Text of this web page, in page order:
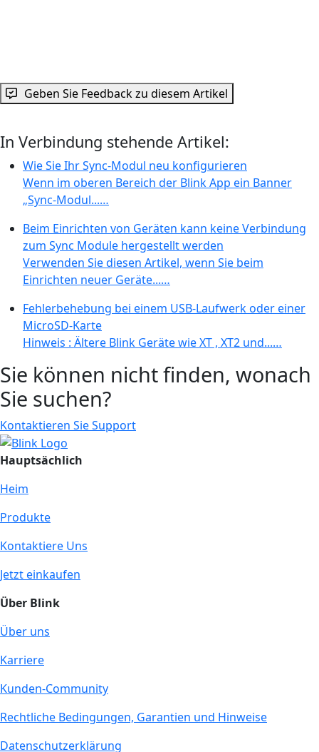
Geben Sie Feedback zu diesem Artikel
In Verbindung stehende Artikel:
Wie Sie Ihr Sync-Modul neu konfigurieren
Wenn im oberen Bereich der Blink App ein Banner
„Sync-Modul...…
Beim Einrichten von Geräten kann keine Verbindung
zum Sync Module hergestellt werden
Verwenden Sie diesen Artikel, wenn Sie beim
Einrichten neuer Geräte...…
Fehlerbehebung bei einem USB-Laufwerk oder einer
MicroSD-Karte
Hinweis : Ältere Blink Geräte wie XT , XT2 und...…
Sie können nicht finden, wonach
Sie suchen?
Kontaktieren Sie Support
Hauptsächlich
Heim
Produkte
Kontaktiere Uns
Jetzt einkaufen
Über Blink
Über uns
Karriere
Kunden-Community
Rechtliche Bedingungen, Garantien und Hinweise
Datenschutzerklärung